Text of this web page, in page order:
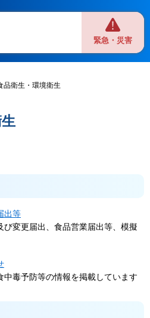
緊急・災害
品衛生・環境衛生
出等
び変更届出、食品営業届出等、模擬
中毒予防等の情報を掲載しています